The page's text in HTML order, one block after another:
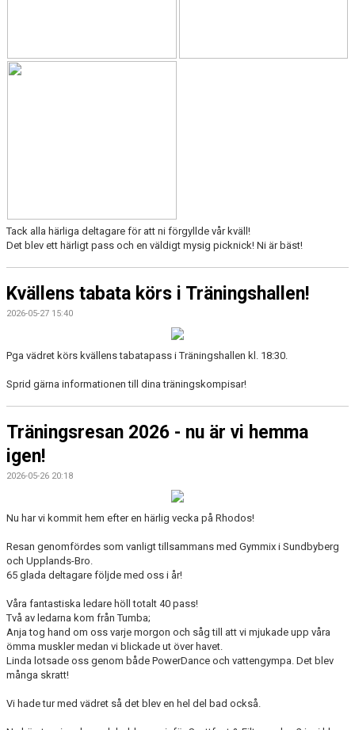
Tack alla härliga deltagare för att ni förgyllde vår kväll!
Det blev ett härligt pass och en väldigt mysig picknick! Ni är bäst!
Kvällens tabata körs i Träningshallen!
2026-05-27 15:40
Pga vädret körs kvällens tabatapass i Träningshallen kl. 18:30.
Sprid gärna informationen till dina träningskompisar!
Träningsresan 2026 - nu är vi hemma
igen!
2026-05-26 20:18
Nu har vi kommit hem efter en härlig vecka på Rhodos!
Resan genomfördes som vanligt tillsammans med Gymmix i Sundbyberg
och Upplands-Bro.
65 glada deltagare följde med oss i år!
Våra fantastiska ledare höll totalt 40 pass!
Två av ledarna kom från Tumba;
Anja tog hand om oss varje morgon och såg till att vi mjukade upp våra
ömma muskler medan vi blickade ut över havet.
Linda lotsade oss genom både PowerDance och vattengympa. Det blev
många skratt!
Vi hade tur med vädret så det blev en hel del bad också.